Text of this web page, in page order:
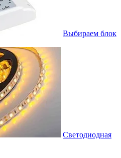
Выбираем блок
Светодиодная